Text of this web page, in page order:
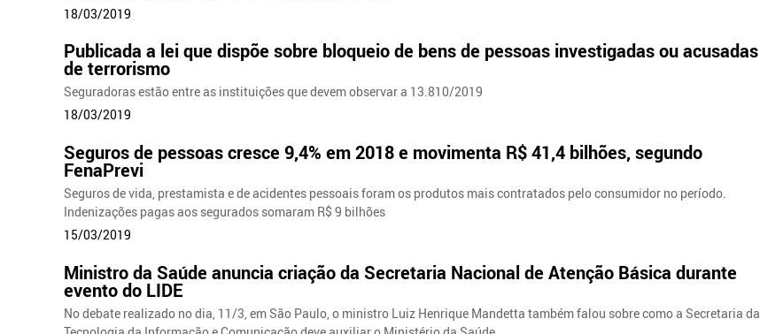
18/03/2019
Publicada a lei que dispõe sobre bloqueio de bens de pessoas investigadas ou acusadas
de terrorismo
Seguradoras estão entre as instituições que devem observar a 13.810/2019
18/03/2019
Seguros de pessoas cresce 9,4% em 2018 e movimenta R$ 41,4 bilhões, segundo
FenaPrevi
Seguros de vida, prestamista e de acidentes pessoais foram os produtos mais contratados pelo consumidor no período.
Indenizações pagas aos segurados somaram R$ 9 bilhões
15/03/2019
Ministro da Saúde anuncia criação da Secretaria Nacional de Atenção Básica durante
evento do LIDE
No debate realizado no dia, 11/3, em São Paulo, o ministro Luiz Henrique Mandetta também falou sobre como a Secretaria da